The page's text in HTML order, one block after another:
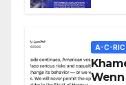
A-C-
Wenn